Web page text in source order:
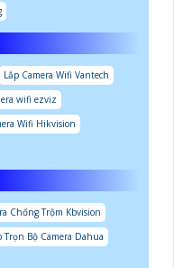
Lắp Camera Wifi Vantech
wifi ezviz
Wifi Hikvision
Chống Trộm Kbvision
Trọn Bộ Camera Dahua